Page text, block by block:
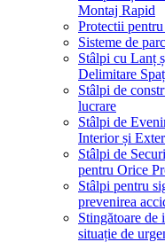
Montaj Rapid
Protectii
Sisteme de
Stâlpi cu Lanț
Delimitare
Stâlpi de
lucrare
Stâlpi de
Interior și
Stâlpi de
pentru Orice
Stâlpi pentru
prevenirea
Stingătoare de
situație de